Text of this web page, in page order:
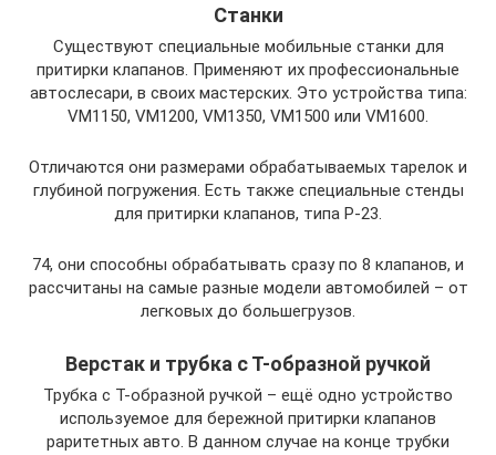
Станки
Существуют специальные мобильные станки для
притирки клапанов. Применяют их профессиональные
автослесари, в своих мастерских. Это устройства типа:
VM1150, VM1200, VM1350, VM1500 или VM1600.
Отличаются они размерами обрабатываемых тарелок и
глубиной погружения. Есть также специальные стенды
для притирки клапанов, типа Р-23.
74, они способны обрабатывать сразу по 8 клапанов, и
рассчитаны на самые разные модели автомобилей – от
легковых до большегрузов.
Верстак и трубка с Т-образной ручкой
Трубка с Т-образной ручкой – ещё одно устройство
используемое для бережной притирки клапанов
раритетных авто. В данном случае на конце трубки